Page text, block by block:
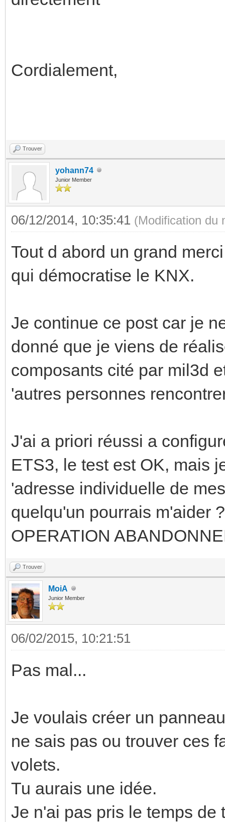
Cordialement,
Trouver
yohann74
Junior Member
06/12/2014, 10:35:41 (Modification du
Tout d abord un grand
qui démocratise le KNX.
Je continue ce post car je
donné que je viens de
composants cité par mil3d
'autres personnes
J'ai a priori réussi a
ETS3, le test est OK, mais
'adresse individuelle de
quelqu'un pourrais m'aider
OPERATION
Trouver
MoiA
Junior Member
06/02/2015, 10:21:51
Pas mal...
Je voulais créer un
ne sais pas ou trouver ces
volets.
Tu aurais une idée.
Je n'ai pas pris le temps de